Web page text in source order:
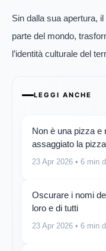
Sin dalla sua apertura,
parte del mondo,
l’identità culturale del
LEGGI ANCHE
Non è una pizza e
assaggiato la
23 Apr 2026 • 6 min
Oscurare i nomi
loro e di tutti
23 Apr 2026 • 6 min